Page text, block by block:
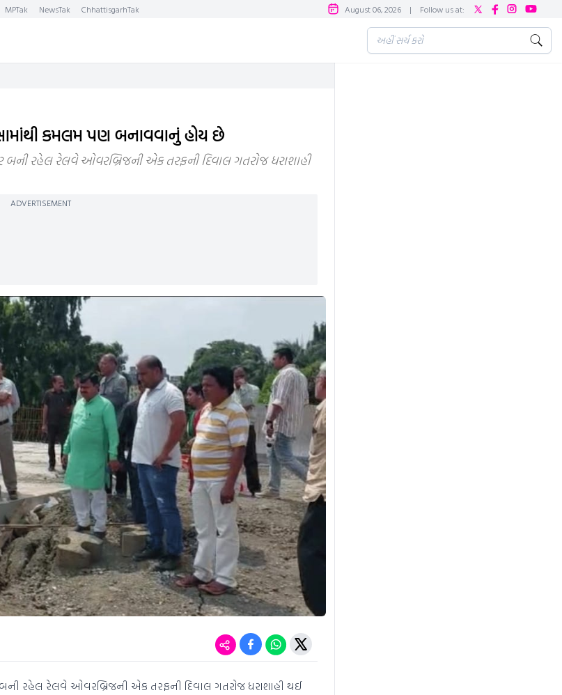
MPTak NewsTak ChhattisgarhTak August 06, 2026 | Follow us at:
કમલમ પણ બનાવવાનું હોય છે
બની રહેલ રેલવે ઓવરબ્રિજની એક તરફની દિવાલ ગતરોજ ધરાશાહી
ADVERTISEMENT
બની રહેલ રેલવે ઓવરબ્રિજની એક તરફની દિવાલ ગતરોજ ધરાશાહી થઈ